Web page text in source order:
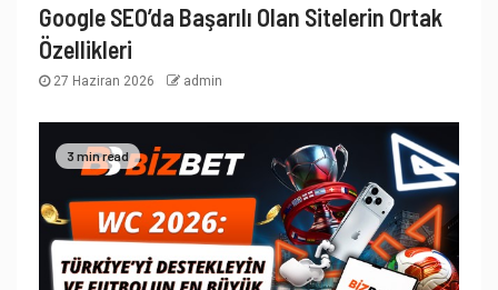
Google SEO’da Başarılı Olan Sitelerin Ortak
Özellikleri
27 Haziran 2026 admin
3 min read